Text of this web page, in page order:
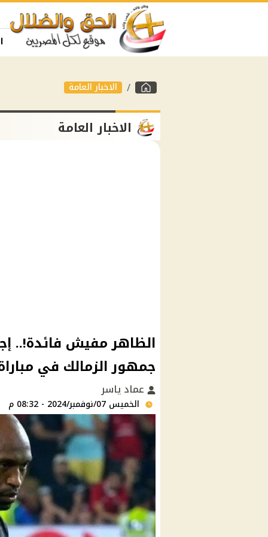
الاخبار العامة
الاخبار العامة
الظاهر مفيش فائدة!..
جمهور الزمالك في
عماد ياسر
الخميس 07/نوفمبر/2024 - 08:32 م